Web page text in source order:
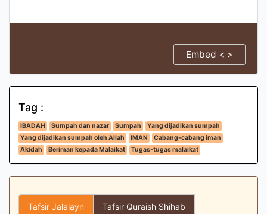
Embed < >
Tag :
IBADAH Sumpah dan nazar Sumpah
Yang dijadikan sumpah
Yang dijadikan sumpah oleh Allah
IMAN
Cabang-cabang iman
Akidah
Beriman kepada Malaikat Tugas-tugas malaikat
Tafsir Jalalayn Tafsir Quraish Shihab